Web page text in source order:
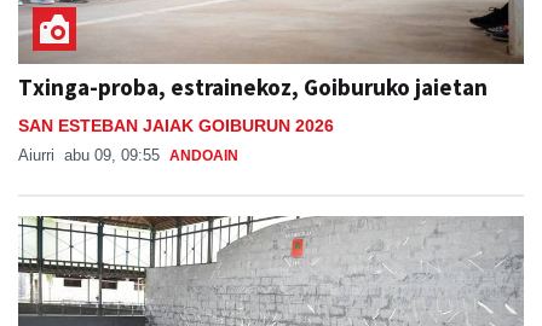
Txinga-proba, estrainekoz, Goiburuko jaietan
SAN ESTEBAN JAIAK GOIBURUN 2026
Aiurri abu 09, 09:55 ANDOAIN